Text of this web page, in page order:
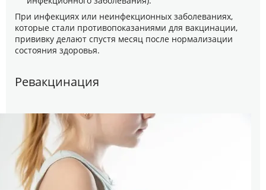
При инфекциях или неинфекционных заболеваниях,
которые стали противопоказаниями для вакцинации,
прививку делают спустя месяц после нормализации
состояния здоровья.
Ревакцинация